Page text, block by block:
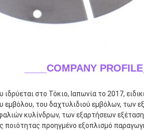
____COMPANY
ιδρύεται στο Τόκιο, Ιαπωνία το 2017,
εμβόλου, του δαχτυλιδιού εμβόλων, των
κυλίνδρων, των εξαρτήσεων
ποιότητας προηγμένο εξοπλισμό